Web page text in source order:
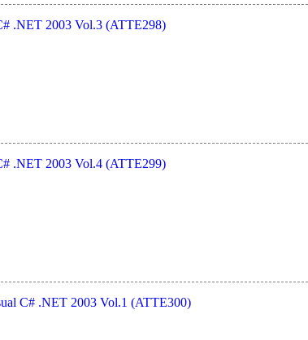
.NET 2003 Vol.3 (ATTE298)
.NET 2003 Vol.4 (ATTE299)
C# .NET 2003 Vol.1 (ATTE300)